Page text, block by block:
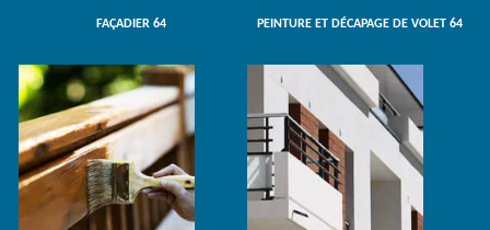
FAÇADIER 64 PEINTURE ET DÉCAPAGE DE VOLET 64